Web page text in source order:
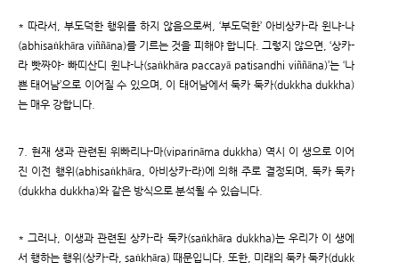
* 따라서, 부도덕한 행위를 하지 않음으로써, ‘부도덕한’ 아비상카-라 윈냐-나
(abhisaṅkhāra viññāna)를 기르는 것을 피해야 합니다. 그렇지 않으면, ‘상카-
라 빳짜야- 빠띠산디 윈냐-나(saṅkhāra paccayā patisandhi viññāna)’는 ‘나
쁜 태어남’으로 이어질 수 있으며, 이 태어남에서 둑카 둑카(dukkha dukkha)
는 매우 강합니다.
7. 현재 생과 관련된 위빠리나-마(viparināma dukkha) 역시 이 생으로 이어
진 이전 행위(abhisaṅkhāra, 아비상카-라)에 의해 주로 결정되며, 둑카 둑카
(dukkha dukkha)와 같은 방식으로 분석될 수 있습니다.
* 그러나, 이생과 관련된 상카-라 둑카(saṅkhāra dukkha)는 우리가 이 생에
서 행하는 행위(상카-라, saṅkhāra) 때문입니다. 또한, 미래의 둑카 둑카(dukk